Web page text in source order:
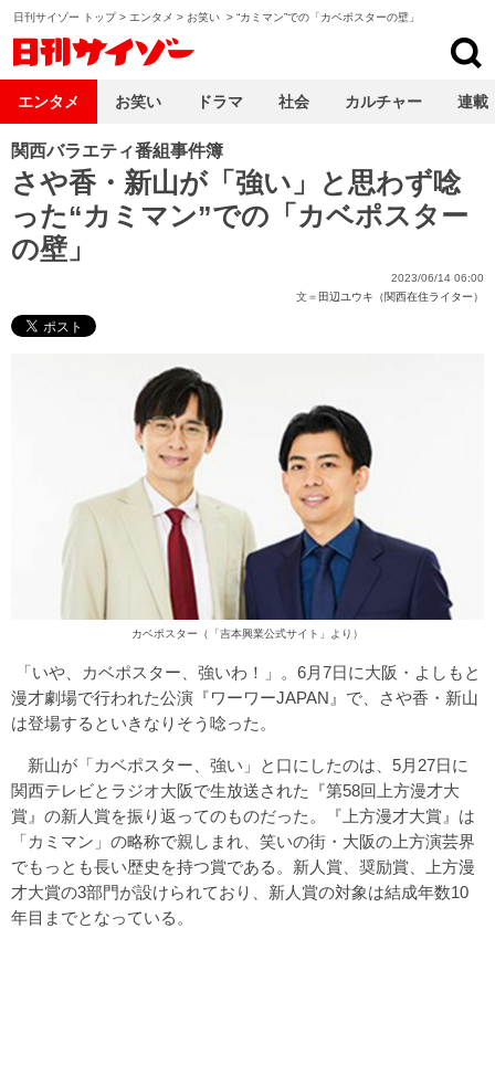
日刊サイゾー トップ> エンタメ > お笑い > “カミマン”での「カベポスターの壁」
関西バラエティ番組事件簿
さや香・新山が「強い」と思わず唸
った“カミマン”での「カベポスター
の壁」
2023/06/14 06:00
文＝ 田辺ユウキ（関西在住ライター）
カベポスター（「吉本興業公式サイト 」より）
「いや、カベポスター、強いわ！」。6月7日に大阪・よしもと
漫才劇場で行われた公演『ワーワーJAPAN』で、さや香・新山
は登場するといきなりそう唸った。
新山が「カベポスター、強い」と口にしたのは、5月27日に
関西テレビとラジオ大阪で生放送された『第58回上方漫才大
賞』の新人賞を振り返ってのものだった。『上方漫才大賞』は
「カミマン」の略称で親しまれ、笑いの街・大阪の上方演芸界
でもっとも長い歴史を持つ賞である。新人賞、奨励賞、上方漫
才大賞の3部門が設けられており、新人賞の対象は結成年数10
年目までとなっている。
エンタメ お笑い ドラマ 社会 カルチャー 連載